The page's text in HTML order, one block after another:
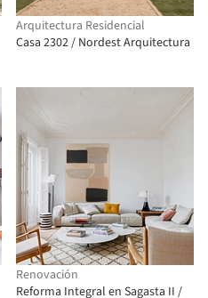
Arquitectura Residencial
Casa 2302 / Nordest Arquitectura
Renovación
Reforma Integral en Sagasta II /